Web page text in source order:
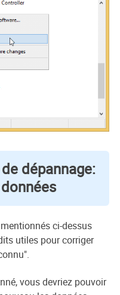
dépannage:
ci-dessus
utiles pour corriger
vous devriez pouvoir